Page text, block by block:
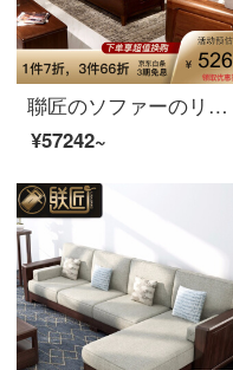
聯匠のソファーのリビングルームには、丸太のソファと布芸のソファーがあります。現代中国式胡桃の木のソファ1+2+3セットのリビングルームの家具があります。
¥57242~